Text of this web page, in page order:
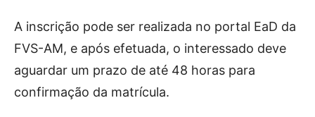
A inscrição pode ser realizada no portal EaD da
FVS-AM, e após efetuada, o interessado deve
aguardar um prazo de até 48 horas para
confirmação da matrícula.